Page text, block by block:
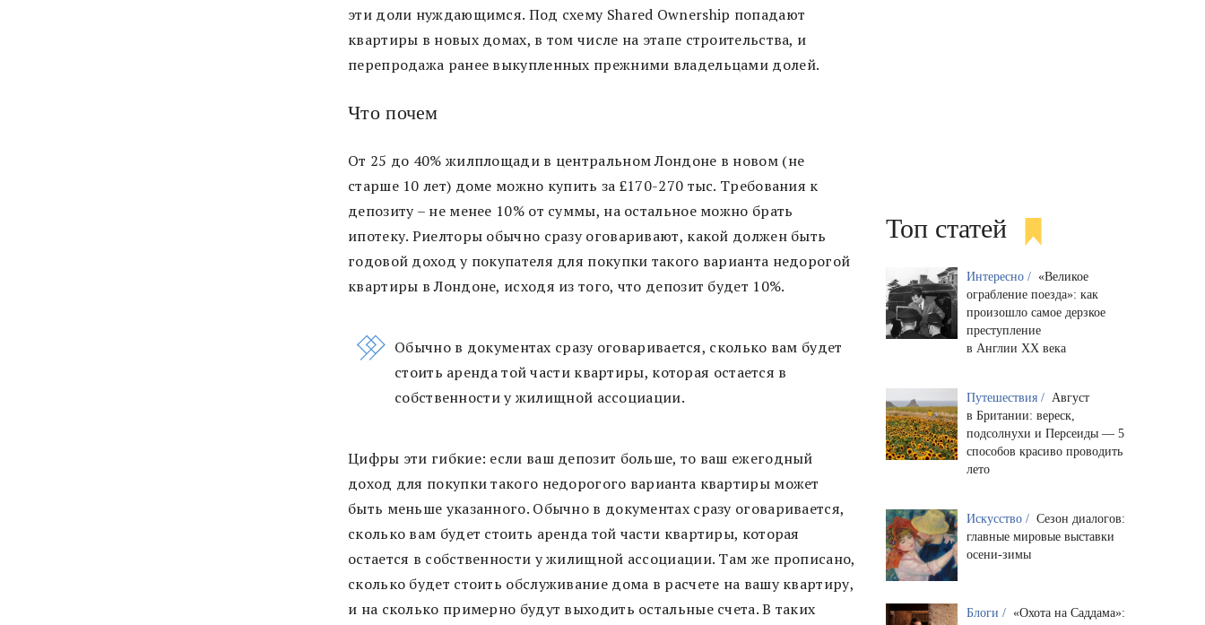
эти доли нуждающимся. Под схему Shared Ownership попадают
квартиры в новых домах, в том числе на этапе строительства, и
перепродажа ранее выкупленных прежними владельцами долей.
Что почем
От 25 до 40% жилплощади в центральном Лондоне в новом (не
старше 10 лет) доме можно купить за £170-270 тыс. Требования к
депозиту – не менее 10% от суммы, на остальное можно брать
ипотеку. Риелторы обычно сразу оговаривают, какой должен быть
годовой доход у покупателя для покупки такого варианта недорогой
квартиры в Лондоне, исходя из того, что депозит будет 10%.
Обычно в документах сразу оговаривается, сколько вам будет
стоить аренда той части квартиры, которая остается в
собственности у жилищной ассоциации.
Цифры эти гибкие: если ваш депозит больше, то ваш ежегодный
доход для покупки такого недорогого варианта квартиры может
быть меньше указанного. Обычно в документах сразу оговаривается,
сколько вам будет стоить аренда той части квартиры, которая
остается в собственности у жилищной ассоциации. Там же прописано,
сколько будет стоить обслуживание дома в расчете на вашу квартиру,
и на сколько примерно будут выходить остальные счета. В таких
Топ статей
Интересно / «Великое
ограбление поезда»: как
произошло самое дерзкое
преступление
в Англии XX века
Путешествия / Август
в Британии: вереск,
подсолнухи и Персеиды — 5
способов красиво проводить
лето
Искусство / Сезон диалогов:
главные мировые выставки
осени-зимы
Блоги / «Охота на Саддама»: